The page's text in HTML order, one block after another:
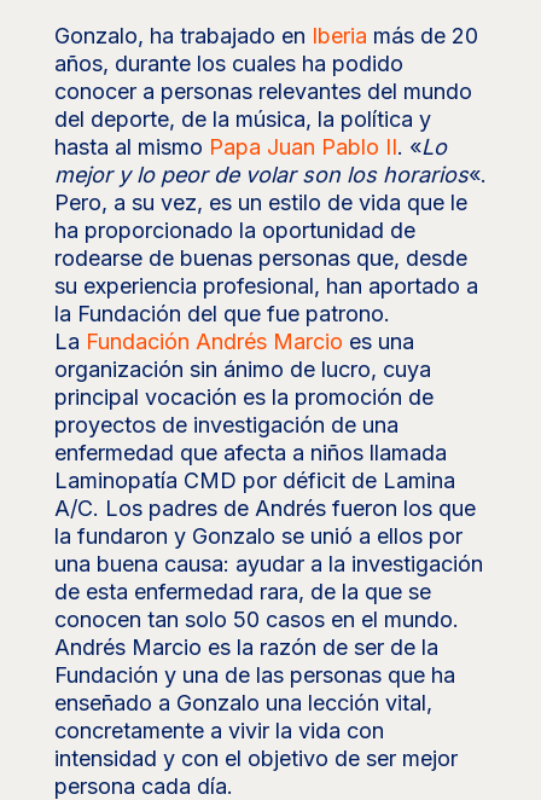
Gonzalo, ha trabajado en Iberia más de 20
años, durante los cuales ha podido
conocer a personas relevantes del mundo
del deporte, de la música, la política y
hasta al mismo Papa Juan Pablo II. «Lo
mejor y lo peor de volar son los horarios«.
Pero, a su vez, es un estilo de vida que le
ha proporcionado la oportunidad de
rodearse de buenas personas que, desde
su experiencia profesional, han aportado a
la Fundación del que fue patrono.
La Fundación Andrés Marcio es una
organización sin ánimo de lucro, cuya
principal vocación es la promoción de
proyectos de investigación de una
enfermedad que afecta a niños llamada
Laminopatía CMD por déficit de Lamina
A/C. Los padres de Andrés fueron los que
la fundaron y Gonzalo se unió a ellos por
una buena causa: ayudar a la investigación
de esta enfermedad rara, de la que se
conocen tan solo 50 casos en el mundo.
Andrés Marcio es la razón de ser de la
Fundación y una de las personas que ha
enseñado a Gonzalo una lección vital,
concretamente a vivir la vida con
intensidad y con el objetivo de ser mejor
persona cada día.